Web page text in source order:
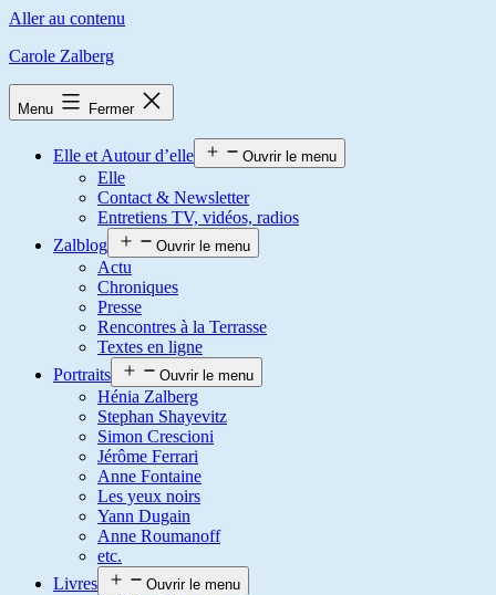
Aller au contenu
Carole Zalberg
Menu Fermer
Elle et Autour d’elle Ouvrir le menu
Elle
Contact & Newsletter
Entretiens TV, vidéos, radios
Zalblog
Ouvrir le menu
Actu
Chroniques
Presse
Rencontres à la Terrasse
Textes en ligne
Portraits
Ouvrir le menu
Hénia Zalberg
Stephan Shayevitz
Simon Crescioni
Jérôme Ferrari
Anne Fontaine
Les yeux noirs
Yann Dugain
Anne Roumanoff
etc.
Livres
Ouvrir le menu